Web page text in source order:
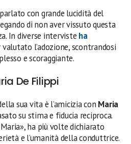
con grande lucidità del
di non aver vissuto questa
In diverse interviste ha
valutato l’adozione, scontrandosi
e scoraggiante.
De Filippi
sua vita è l’amicizia con Maria
su stima e fiducia reciproca.
ha più volte dichiarato
e l’umanità della conduttrice.